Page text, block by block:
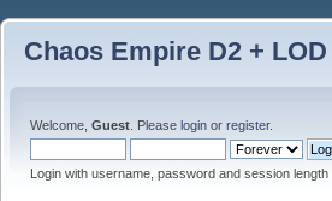
Chaos Empire D2 +
Welcome, Guest . Please login or register.
Login with username, password and session length